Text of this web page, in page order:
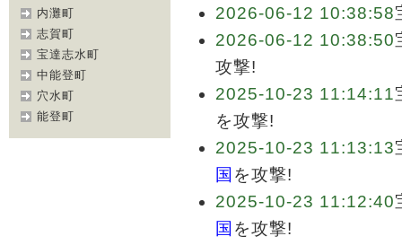
内灘町
志賀町
宝達志水町
中能登町
穴水町
能登町
2026-06-12 10:38:58
2026-06-12 10:38:50
攻撃!
2025-10-23 11:14:11
を攻撃!
2025-10-23 11:13:13
国 を攻撃!
2025-10-23 11:12:40
国 を攻撃!